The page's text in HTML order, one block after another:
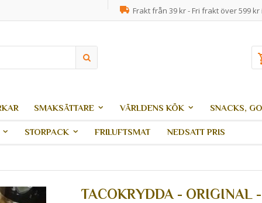
Frakt från 39 kr - Fri frakt över 599
SMAKSÄTTARE VÄRLDENS KÖK SNACKS,
STORPACK FRILUFTSMAT NEDSATT PRIS
TACOKRYDDA - ORIGINAL -